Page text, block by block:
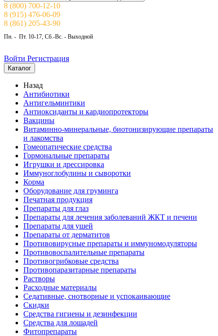
8 (800) 700-12-10
8 (915) 476-06-09
8 (861) 205-43-90
Пн. - Пт. 10-17, Сб.-Вс. - Выходной
Войти Регистрация
Каталог
Назад
Антибиотики
Антигельминтики
Антиоксиданты и кардиопротекторы
Вакцины
Витаминно-минеральные, биотонизирующие препараты
и лакомства
Гомеопатические средства
Гормональные препараты
Игрушки и дрессировка
Иммуноглобулины и сыворотки
Корма
Оборудование для груминга
Печатная продукция
Препараты для глаз
Препараты для лечения заболеваний ЖКТ и печени
Препараты для ушей
Препараты от дерматитов
Противовирусные препараты и иммуномодуляторы
Противовоспалительные препараты
Противогрибковые средства
Противопаразитарные препараты
Растворы
Расходные материалы
Седативные, снотворные и успокаивающие
Скидки
Средства гигиены и дезинфекции
Средства для лошадей
Фитопрепараты